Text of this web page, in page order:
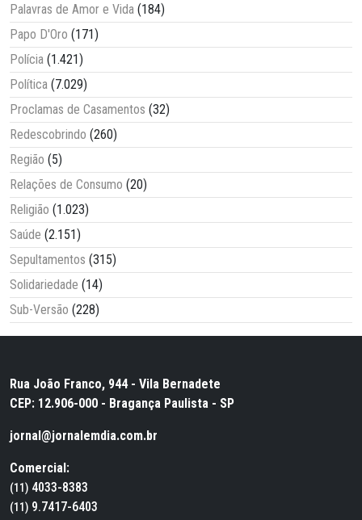
Palavras de Amor e Vida (184)
Papo D'Oro (171)
Polícia (1.421)
Política (7.029)
Proclamas de Casamentos (32)
Redescobrindo (260)
Região (5)
Relações de Consumo (20)
Religião (1.023)
Saúde (2.151)
Sepultamentos (315)
Solidariedade (14)
Sub-Versão (228)
Rua João Franco, 944 - Vila Bernadete
CEP: 12.906-000 - Bragança Paulista - SP
jornal@jornalemdia.com.br
Comercial:
(11) 4033-8383
(11) 9.7417-6403